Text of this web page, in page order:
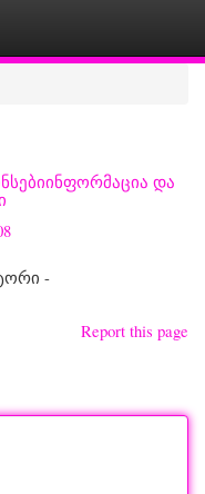
და
-
Report this page